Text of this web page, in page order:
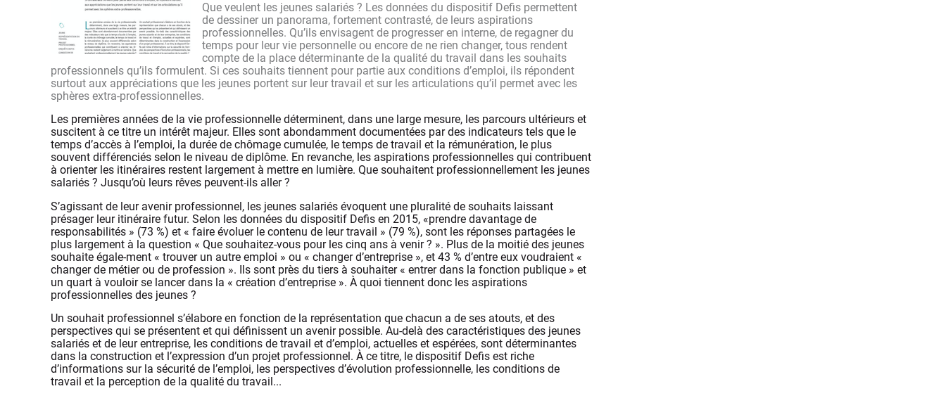
Que veulent les jeunes salariés ? Les données du dispositif Defis permettent
de dessiner un panorama, fortement contrasté, de leurs aspirations
professionnelles. Qu’ils envisagent de progresser en interne, de regagner du
temps pour leur vie personnelle ou encore de ne rien changer, tous rendent
compte de la place déterminante de la qualité du travail dans les souhaits
professionnels qu’ils formulent. Si ces souhaits tiennent pour partie aux conditions d’emploi, ils répondent
surtout aux appréciations que les jeunes portent sur leur travail et sur les articulations qu’il permet avec les
sphères extra-professionnelles.
Les premières années de la vie professionnelle déterminent, dans une large mesure, les parcours ultérieurs et
suscitent à ce titre un intérêt majeur. Elles sont abondamment documentées par des indicateurs tels que le
temps d’accès à l’emploi, la durée de chômage cumulée, le temps de travail et la rémunération, le plus
souvent différenciés selon le niveau de diplôme. En revanche, les aspirations professionnelles qui contribuent
à orienter les itinéraires restent largement à mettre en lumière. Que souhaitent professionnellement les jeunes
salariés ? Jusqu’où leurs rêves peuvent-ils aller ?
S’agissant de leur avenir professionnel, les jeunes salariés évoquent une pluralité de souhaits laissant
présager leur itinéraire futur. Selon les données du dispositif Defis en 2015, «prendre davantage de
responsabilités » (73 %) et « faire évoluer le contenu de leur travail » (79 %), sont les réponses partagées le
plus largement à la question « Que souhaitez-vous pour les cinq ans à venir ? ». Plus de la moitié des jeunes
souhaite égale-ment « trouver un autre emploi » ou « changer d’entreprise », et 43 % d’entre eux voudraient «
changer de métier ou de profession ». Ils sont près du tiers à souhaiter « entrer dans la fonction publique » et
un quart à vouloir se lancer dans la « création d’entreprise ». À quoi tiennent donc les aspirations
professionnelles des jeunes ?
Un souhait professionnel s’élabore en fonction de la représentation que chacun a de ses atouts, et des
perspectives qui se présentent et qui définissent un avenir possible. Au-delà des caractéristiques des jeunes
salariés et de leur entreprise, les conditions de travail et d’emploi, actuelles et espérées, sont déterminantes
dans la construction et l’expression d’un projet professionnel. À ce titre, le dispositif Defis est riche
d’informations sur la sécurité de l’emploi, les perspectives d’évolution professionnelle, les conditions de
travail et la perception de la qualité du travail...